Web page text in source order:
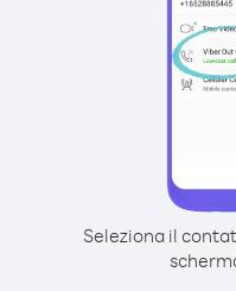
Seleziona il